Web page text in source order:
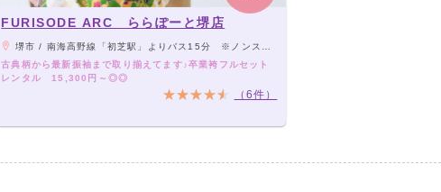
FURISODE ARC ららぽーと堺店
堺市 / 南海高野線「初芝駅」よりバス15分 ※ノンストップ便
古典柄から最新振袖まで取り揃えてます♪卒業袴フルセット
レンタル 15,300円～◎◎
（6件）